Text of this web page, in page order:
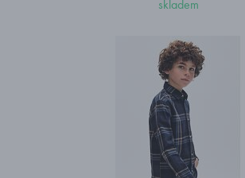
skladem